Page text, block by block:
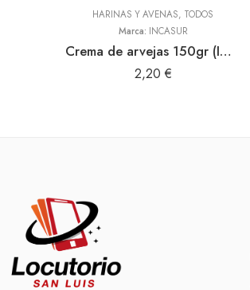
HARINAS Y AVENAS, TODOS
Marca: INCASUR
Crema de arvejas 150gr (INCASUR)
2,20 €